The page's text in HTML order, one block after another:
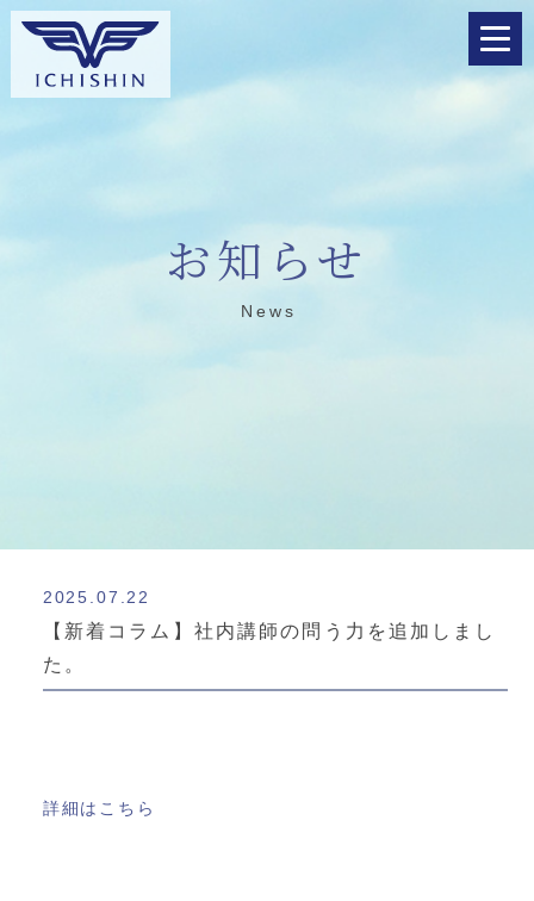
お知らせ
News
2025.07.22
【新着コラム】社内講師の問う力を追加しまし
た。
詳細はこちら